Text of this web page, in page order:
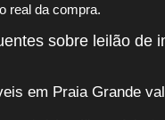
real da compra.
sobre leilão de
em Praia Grande